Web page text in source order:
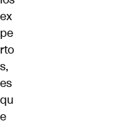
ex
pe
rto
s,
es
qu
e